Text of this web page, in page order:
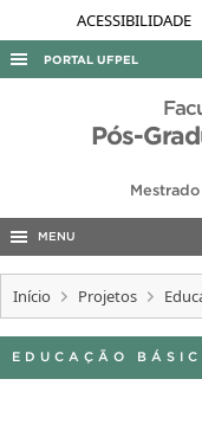
ACESSIBILIDADE
PORTAL UFPEL
ACESSO À INFORMAÇÃO
AUDITORIA
CONCURSOS
INTERNACIONAL
PORTARIAS
Pós-
MENU
Início Projetos
EDUCAÇÃO